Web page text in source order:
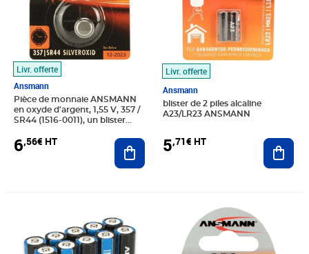
Livr. offerte
Ansmann
Pièce de monnaie ANSMANN
en oxyde d'argent, 1,55 V, 357 /
SR44 (1516-0011), un blister
6,56€ HT Ajouter au panier
Livr. offerte
Ansmann
blister de 2 piles alcaline
A23/LR23 ANSMANN
5,71€ HT
Prix 5,43€ HT